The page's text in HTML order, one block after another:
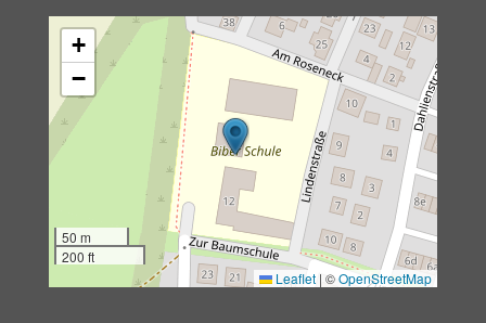
+
−
50 m
200 ft
Leaflet | ©OpenStreetMap